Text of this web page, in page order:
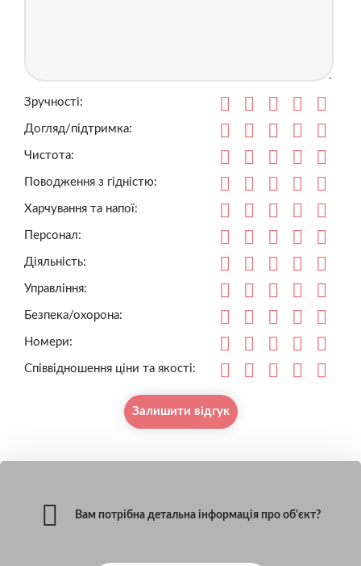
Зручності:
Догляд/підтримка:
Чистота:
Поводження з гідністю:
Харчування та напої:
Персонал:
Діяльність:
Управління:
Безпека/охорона:
Номери:
Співвідношення ціни та якості:
Залишити відгук
Вам потрібна детальна інформація про об'єкт?